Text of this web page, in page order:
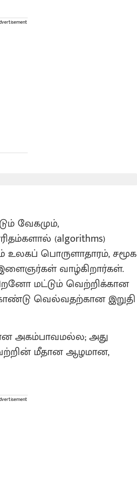
வேகமும்,
(algorithms)
உலகப் பொருளாதாரம், சமூக
வாழ்கிறார்கள்.
மட்டும் வெற்றிக்கான
வெல்வதற்கான இறுதி
அகம்பாவமல்ல; அது
மீதான ஆழமான,